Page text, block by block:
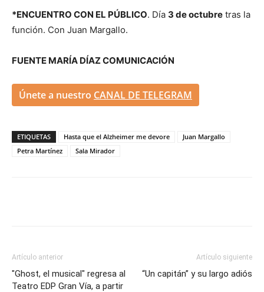
*ENCUENTRO CON EL PÚBLICO. Día 3 de octubre tras la
función. Con Juan Margallo.
FUENTE MARÍA DÍAZ COMUNICACIÓN
Únete a nuestro CANAL DE TELEGRAM
ETIQUETAS Hasta que el Alzheimer me devore
Juan Margallo
Petra Martínez
Sala Mirador
Artículo anterior
"Ghost, el musical" regresa al
Teatro EDP Gran Vía, a partir
Artículo siguiente
“Un capitán” y su largo adiós